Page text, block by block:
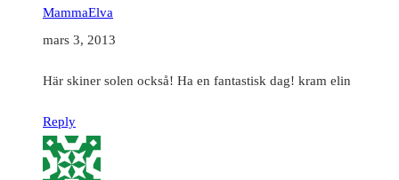
MammaElva
mars 3, 2013
Här skiner solen också! Ha en fantastisk dag! kram elin
Reply